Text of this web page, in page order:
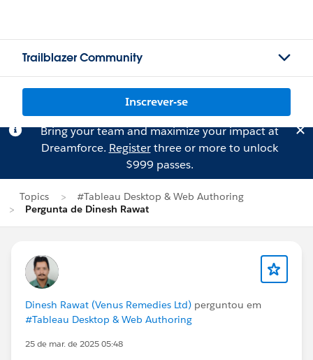
Trailblazer Community
Inscrever-se
Bring your team and maximize your impact at
Dreamforce. Registerthree or more to unlock
$999 passes.
Topics
#Tableau Desktop & Web Authoring
Pergunta de Dinesh Rawat
Dinesh Rawat (Venus Remedies Ltd) perguntou em
#Tableau Desktop & Web Authoring
25 de mar. de 2025 05:48